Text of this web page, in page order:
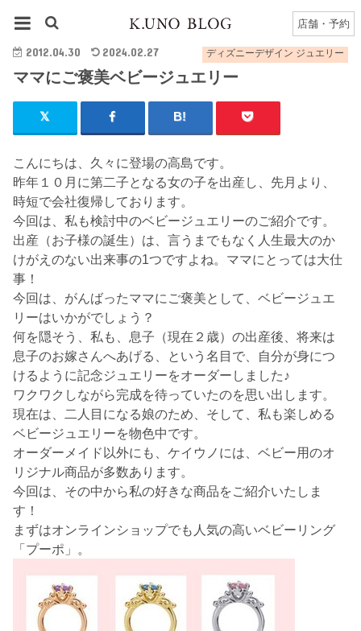
店舗・予約
ディズニーデザイン ジュエリー
2012.04.30 2024.02.27
ママにご褒美ベビージュエリー
こんにちは、久々に登場の高島です。
昨年１０月に第二子となる女の子を出産し、先月より、
時短で会社復帰しております。
今回は、私も検討中のベビージュエリーのご紹介です。
出産（お子様の誕生）は、言うまでもなく人生最大のか
けがえのない出来事の1つですよね。ママにとっては大仕
事！
今回は、がんばったママにご褒美として、ベビージュエ
リーはいかがでしょう？
何を隠そう、私も、息子（現在２歳）の出産後、将来は
息子のお嫁さんへあげる、という名目で、自分が身につ
けるように記念ジュエリーをオーダーしました♪
ワクワクしながら完成を待っていたのを思い出します。
現在は、二人目になる娘のため、そして、私も楽しめる
ベビージュエリーを物色中です。
オーダーメイド以外にも、ケイウノには、ベビー用のオ
リジナル商品が多数あります。
今回は、その中から私の好きな商品をご紹介いたしま
す！
まずはオンラインショップでも人気の高いベビーリング
「プーポ」。